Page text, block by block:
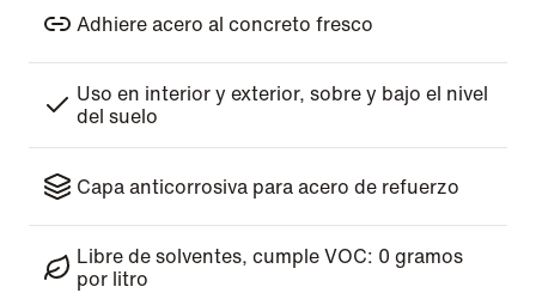
Adhiere acero al concreto fresco
Uso en interior y exterior, sobre y bajo el nivel
del suelo
Capa anticorrosiva para acero de refuerzo
Libre de solventes, cumple VOC: 0 gramos
por litro